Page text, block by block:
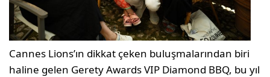
Cannes Lions’ın dikkat çeken buluşmalarından biri
haline gelen Gerety Awards VIP Diamond BBQ, bu yıl